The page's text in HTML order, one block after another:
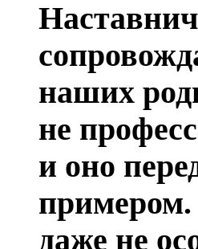
наших
не
и оно
даже не